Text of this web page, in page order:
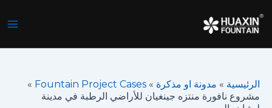
إلى
المحتوى
الرئيسية » مدونة او مذكرة »
Fountain Project Cases
»
مشروع نافورة منتزه جينغيان للأراضي الرطبة في مدينة